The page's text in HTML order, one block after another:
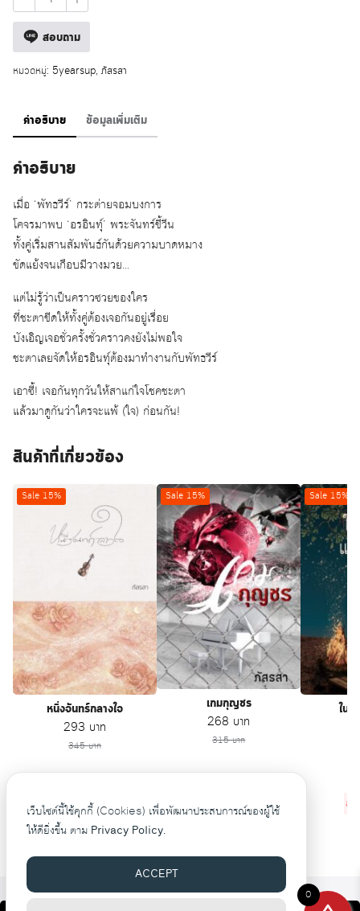
ขอ
เพียง
จันทร์
ชิ้น
สอบถาม
หมวดหมู่: 5yearsup, ภัสรสา
คำอธิบาย ข้อมูลเพิ่มเติม
คำอธิบาย
เมื่อ ‘พัทธวีร์’ กระต่ายจอมบงการ
โคจรมาพบ ‘อรอินทุ์’ พระจันทร์ขี้วีน
ทั้งคู่เริ่มสานสัมพันธ์กันด้วยความบาดหมาง
ขัดแย้งจนเกือบมีวางมวย…
แต่ไม่รู้ว่าเป็นคราวซวยของใคร
ที่ชะตาขีดให้ทั้งคู่ต้องเจอกันอยู่เรื่อย
บังเอิญเจอชั่วครั้งชั่วคราวคงยังไม่พอใจ
ชะตาเลยจัดให้อรอินทุ์ต้องมาทำงานกับพัทธวีร์
เอาซี้! เจอกันทุกวันให้สาแก่ใจโชคชะตา
แล้วมาดูกันว่าใครจะแพ้ (ใจ) ก่อนกัน!
สินค้าที่เกี่ยวข้อง
Sale 15%
หนึ่งจันทร์กลางใจ
345บาท
Original price was: 345 บาท.
293 บาท Current price is: 293 บาท.
ลดไป 52 บาท
Sale 15%
เกมกุญชร
315บาท
Original price was: 315 บาท.
268 บาท
Sale 15%
ใน
ลด
©2026 WWW.PASRASAA.COM. ALL RIGHTS RESERVED. 0
เว็บไซต์นี้ใช้คุกกี้ (Cookies) เพื่อพัฒนาประสบการณ์ของผู้ใช้
ให้ดียิ่งขึ้น ตาม Privacy Policy.
ACCEPT